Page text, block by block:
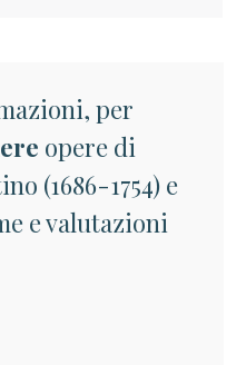
per
opere di
(1686-1754) e
e valutazioni